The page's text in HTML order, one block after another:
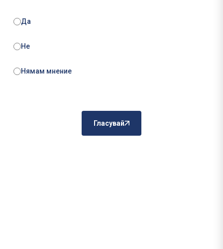
Да
Не
Нямам мнение
Гласувай